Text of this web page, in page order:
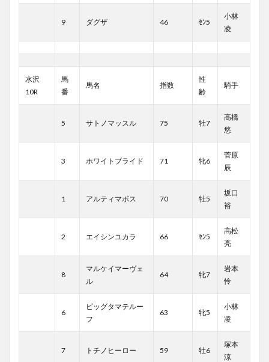
9 ダグザ 46 ｾﾝ5
小林
凌
水沢
10R
馬
番
馬名 指数
性
齢
騎手
5 サトノマッスル 75 牡7
高橋
悠
3 ホワイトブライド 71 牝6
菅原
辰
1 アルティマボス 70 牡5
坂口
裕
2 エイシンユカラ 66 ｾﾝ5
高松
亮
8
マルケイマーヴェ
ル
64 牝7
岩本
怜
6
ビッグタマテルー
フ
63 牝5
小林
凌
7 トチノヒーロー 59 牡6
塚本
涼